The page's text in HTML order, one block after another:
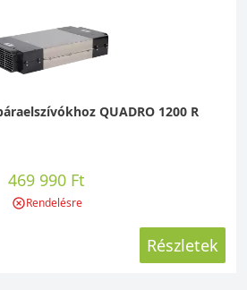
QUADRO 1200 R
469 990 Ft
Rendelésre
Részletek